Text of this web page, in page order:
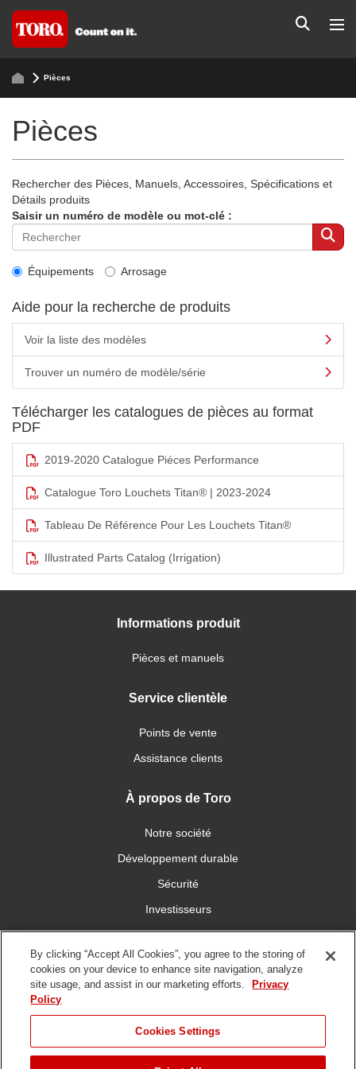
Pièces
Pièces
Rechercher des Pièces, Manuels, Accessoires, Spécifications et
Détails produits
Saisir un numéro de modèle ou mot-clé :
Équipements Arrosage
Aide pour la recherche de produits
Voir la liste des modèles
Trouver un numéro de modèle/série
Télécharger les catalogues de pièces au format
PDF
2019-2020 Catalogue Piéces Performance
Catalogue Toro Louchets Titan® | 2023-2024
Tableau De Référence Pour Les Louchets Titan®
Illustrated Parts Catalog (Irrigation)
Informations produit
Pièces et manuels
Service clientèle
Points de vente
Assistance clients
À propos de Toro
Notre société
Développement durable
Sécurité
Investisseurs
Carrières
Connectez-vous avec nous
By clicking “Accept All Cookies”, you agree to the storing of
cookies on your device to enhance site navigation, analyze
site usage, and assist in our marketing efforts.
Privacy
Policy
Cookies Settings